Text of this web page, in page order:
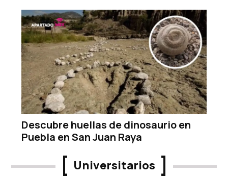
Descubre huellas de dinosaurio en
Puebla en San Juan Raya
Universitarios